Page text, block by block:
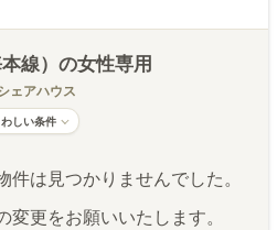
線） の女性専用
ェアハウス
わしい条件
件は見つかりませんでした。
変更をお願いいたします。